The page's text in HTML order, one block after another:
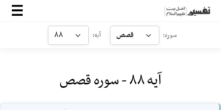
صفحه‌اصلی
ارتباط با ما
سوره: قصص آیه: ۸۸
آیه ۸۸ - سوره قصص